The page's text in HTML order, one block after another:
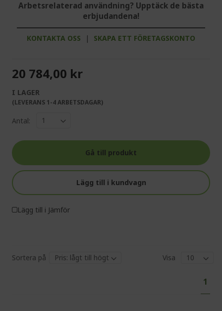
Arbetsrelaterad användning? Upptäck de bästa
erbjudandena!
KONTAKTA OSS | SKAPA ETT FÖRETAGSKONTO
20 784,00 kr
I LAGER
(LEVERANS 1-4 ARBETSDAGAR)
Antal:
Gå till produkt
Lägg till i kundvagn
Lägg till i Jämför
Sortera på
Visa
1